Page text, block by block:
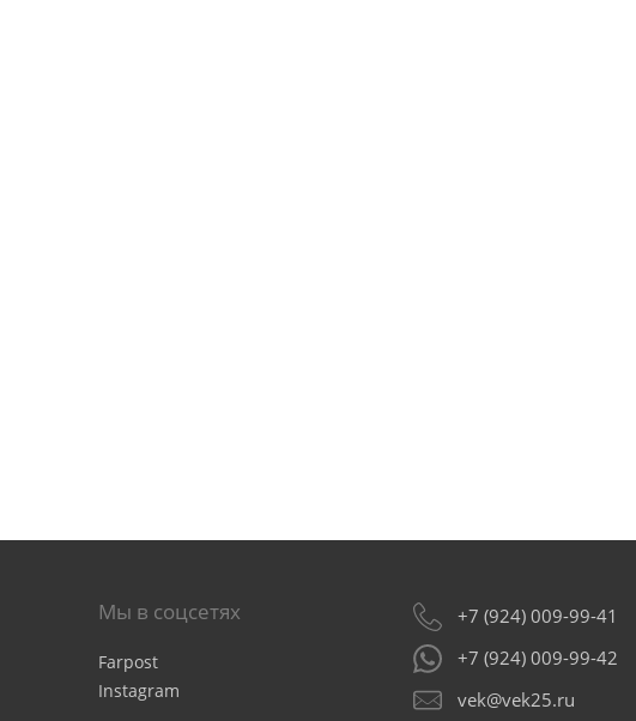
Мы в соцсетях
Farpost
Instagram
+7 (924) 009-99-41
+7 (924) 009-99-42
vek@vek25.ru